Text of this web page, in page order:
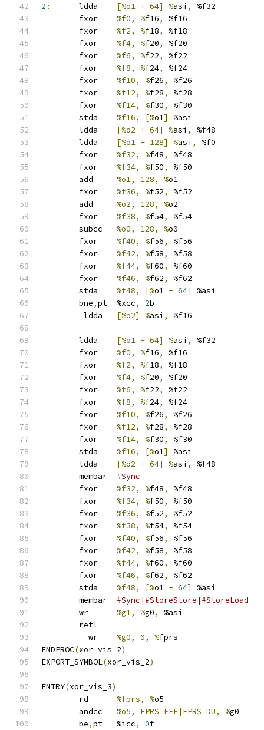
2 : [%o1 + 64] %asi ,
%f32
%f0, %f16,
%f16
%f2, %f18,
%f18
%f4, %f20,
%f20
%f6, %f22,
%f22
%f8, %f24,
%f24
%f10, %f26,
%f26
%f12, %f28,
%f28
%f14, %f30,
%f30
%f16, [%o1]
%asi
[%o2 + 64] %asi ,
%f48
[%o1 + 128] %asi ,
%f0
%f32, %f48,
%f48
%f34, %f50,
%f50
%o1, 128, %o1
%f36, %f52,
%f52
%o2, 128, %o2
%f38, %f54,
%f54
%o0, 128, %o0
%f40, %f56,
%f56
%f42, %f58,
%f58
%f44, %f60,
%f60
%f46, %f62,
%f62
%f48, [%o1 - 64]
%asi
	bne
, pt	%xcc, 2b
[%o2] %asi , %f16
[%o1 + 64] %asi ,
%f32
%f0, %f16,
%f16
%f2, %f18,
%f18
%f4, %f20,
%f20
%f6, %f22,
%f22
%f8, %f24,
%f24
%f10, %f26,
%f26
%f12, %f28,
%f28
%f14, %f30,
%f30
%f16, [%o1]
%asi
[%o2 + 64] %asi ,
%f48
#Sync
%f32, %f48,
%f48
%f34, %f50,
%f50
%f36, %f52,
%f52
%f38, %f54,
%f54
%f40, %f56,
%f56
%f42, %f58,
%f58
%f44, %f60,
%f60
%f46, %f62,
%f62
%f48, [%o1 + 64]
%asi
#Sync|#StoreStore|#StoreLoad
%g1, %g0,
%asi
	retl
%g0, 0, %fprs
ENDPROC(xor_vis_2)
EXPORT_SYMBOL(xor_vis_2)
ENTRY(xor_vis_3)
%fprs, %o5
%o5, FPRS_FEF|FPRS_DU, %g0
	be
, pt	%icc, 0f